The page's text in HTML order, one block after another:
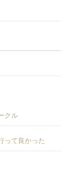
クル
って良かった